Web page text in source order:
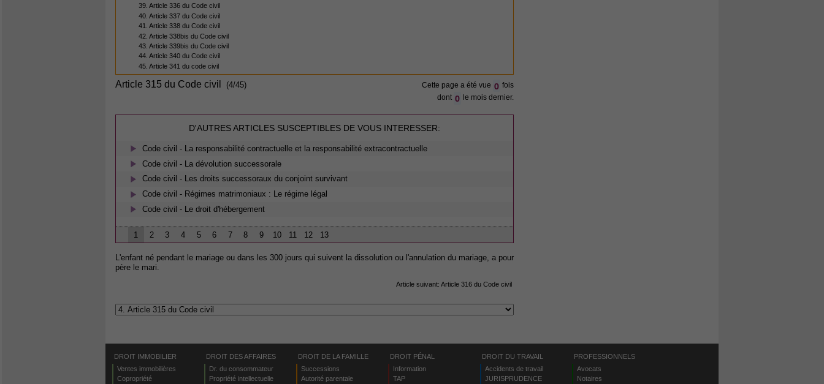
39. Article 336 du Code civil
40. Article 337 du Code civil
41. Article 338 du Code civil
42. Article 338bis du Code civil
43. Article 339bis du Code civil
44. Article 340 du Code civil
45. Article 341 du code civil
Article 315 du Code civil (4/45) Cette page a été vue 0 fois
dont 0 le mois dernier.
D'AUTRES ARTICLES SUSCEPTIBLES DE VOUS INTERESSER:
Code civil - La responsabilité contractuelle et la responsabilité extracontractuelle
Code civil - La dévolution successorale
Code civil - Les droits successoraux du conjoint survivant
Code civil - Régimes matrimoniaux : Le régime légal
Code civil - Le droit d'hébergement
1 2 3 4 5 6 7 8 9 10 11 12 13
L'enfant né pendant le mariage ou dans les 300 jours qui suivent la dissolution ou l'annulation du mariage, a pour
père le mari.
Article suivant: Article 316 du Code civil
DROIT IMMOBILIER
Ventes immobilières
Copropriété
DROIT DES AFFAIRES
Dr. du consommateur
Propriété intellectuelle
DROIT DE LA FAMILLE
Successions
Autorité parentale
DROIT PÉNAL
Information
TAP
DROIT DU TRAVAIL
Accidents de travail
JURISPRUDENCE
PROFESSIONNELS
Avocats
Notaires